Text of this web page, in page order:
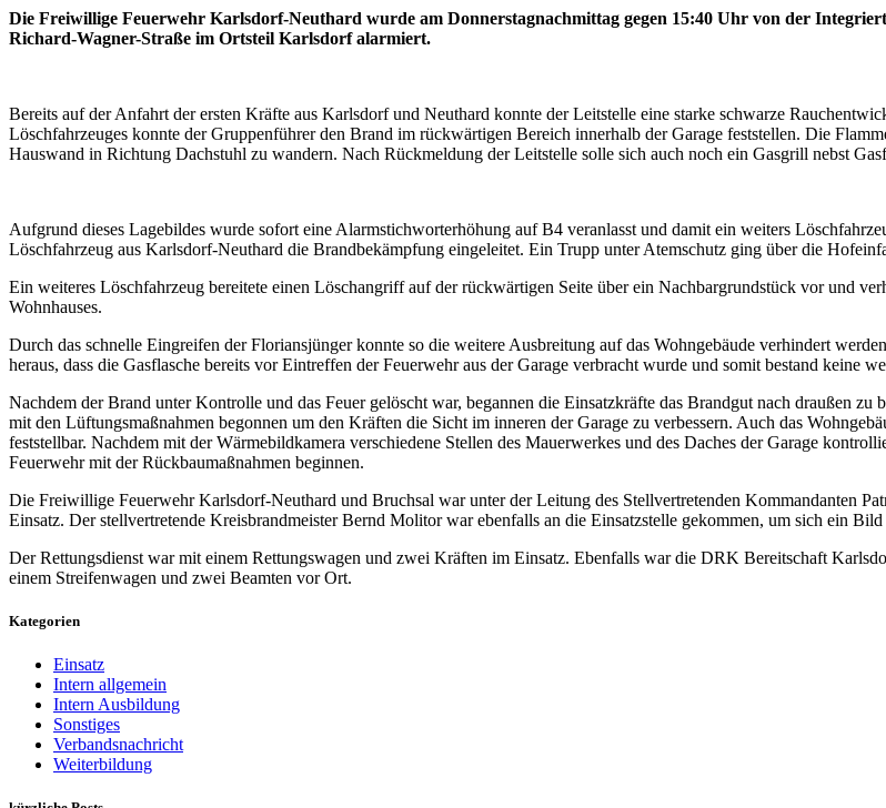
Die Freiwillige Feuerwehr Karlsdorf-Neuthard wurde am Donnerstagnachmittag gegen 15:40 Uhr von der
Richard-Wagner-Straße im Ortsteil Karlsdorf alarmiert.
Bereits auf der Anfahrt der ersten Kräfte aus Karlsdorf und Neuthard konnte der Leitstelle eine starke schwarze
Löschfahrzeuges konnte der Gruppenführer den Brand im rückwärtigen Bereich innerhalb der Garage feststellen. Die
Hauswand in Richtung Dachstuhl zu wandern. Nach Rückmeldung der Leitstelle solle sich auch noch ein Gasgrill nebst
Aufgrund dieses Lagebildes wurde sofort eine Alarmstichworterhöhung auf B4 veranlasst und damit ein weiters
Löschfahrzeug aus Karlsdorf-Neuthard die Brandbekämpfung eingeleitet. Ein Trupp unter Atemschutz ging über die
Ein weiteres Löschfahrzeug bereitete einen Löschangriff auf der rückwärtigen Seite über ein Nachbargrundstück vor und
Wohnhauses.
Durch das schnelle Eingreifen der Floriansjünger konnte so die weitere Ausbreitung auf das Wohngebäude verhindert
heraus, dass die Gasflasche bereits vor Eintreffen der Feuerwehr aus der Garage verbracht wurde und somit bestand keine
Nachdem der Brand unter Kontrolle und das Feuer gelöscht war, begannen die Einsatzkräfte das Brandgut nach draußen
mit den Lüftungsmaßnahmen begonnen um den Kräften die Sicht im inneren der Garage zu verbessern. Auch das
feststellbar. Nachdem mit der Wärmebildkamera verschiedene Stellen des Mauerwerkes und des Daches der Garage
Feuerwehr mit der Rückbaumaßnahmen beginnen.
Die Freiwillige Feuerwehr Karlsdorf-Neuthard und Bruchsal war unter der Leitung des Stellvertretenden Kommandanten
Einsatz. Der stellvertretende Kreisbrandmeister Bernd Molitor war ebenfalls an die Einsatzstelle gekommen, um sich ein
Der Rettungsdienst war mit einem Rettungswagen und zwei Kräften im Einsatz. Ebenfalls war die DRK Bereitschaft
einem Streifenwagen und zwei Beamten vor Ort.
Kategorien
Einsatz
Intern allgemein
Intern Ausbildung
Sonstiges
Verbandsnachricht
Weiterbildung